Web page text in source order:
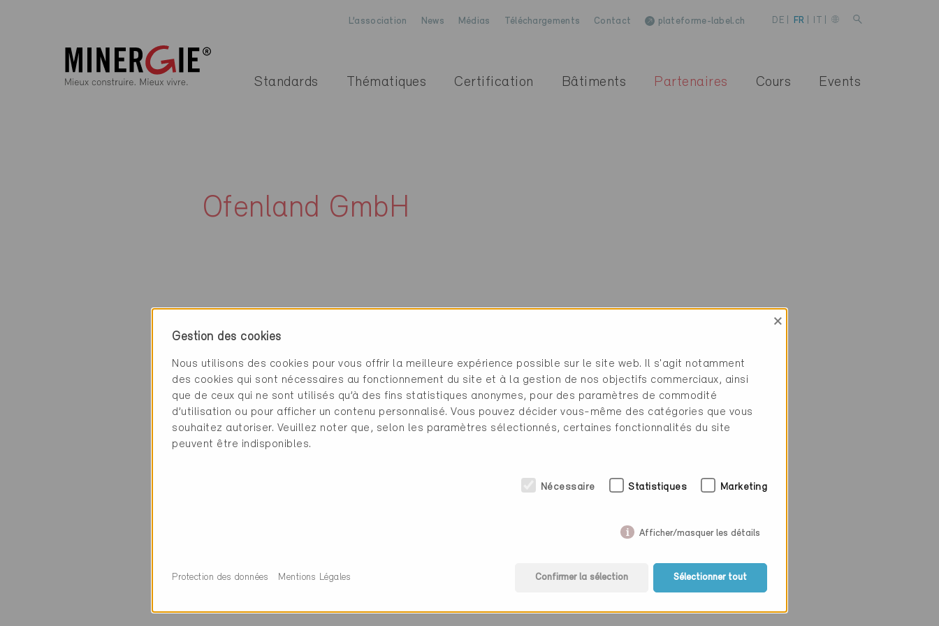
L’association News Médias Téléchargements Contact plateforme-label.ch DE FR
Standards Thématiques Certification Bâtiments Partenaires Cours Events
Ofenland GmbH
Ofenland GmbH
Werkhofstrasse 6
5053 Unterentfelden
www.ofenland.ch
Gestion des cookies
×
Nous utilisons des cookies pour vous offrir la meilleure expérience possible sur le site web. Il s'agit notamment
des cookies qui sont nécessaires au fonctionnement du site et à la gestion de nos objectifs commerciaux, ainsi
que de ceux qui ne sont utilisés qu’à des fins statistiques anonymes, pour des paramètres de commodité
d’utilisation ou pour afficher un contenu personnalisé. Vous pouvez décider vous-même des catégories que vous
souhaitez autoriser. Veuillez noter que, selon les paramètres sélectionnés, certaines fonctionnalités du site
peuvent être indisponibles.
Nécessaire Statistiques Marketing
Afficher/masquer les détails
Confirmer la sélection Sélectionner tout
Protection des données Mentions Légales